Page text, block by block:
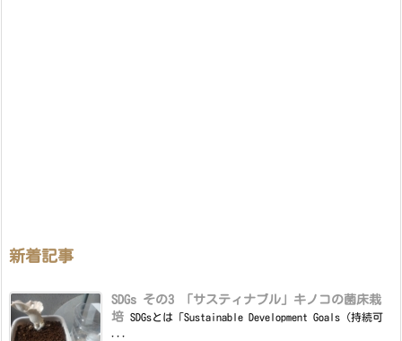
新着記事
SDGs その3 「サスティナブル」キノコの菌床栽
培 SDGsとは「Sustainable Development Goals（持続可